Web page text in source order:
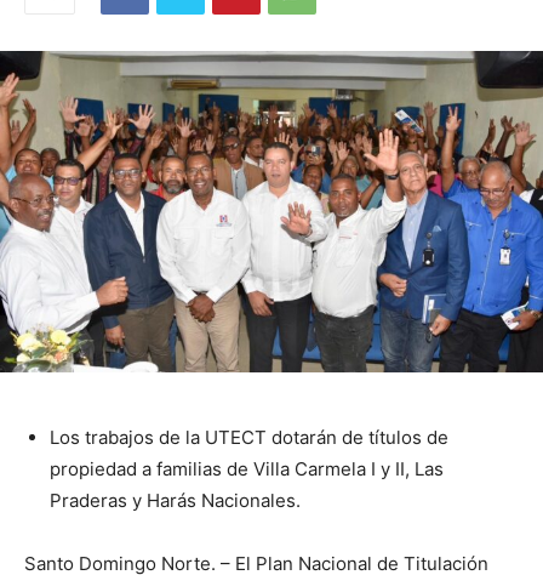
Los trabajos de la UTECT dotarán de títulos de
propiedad a familias de Villa Carmela I y II, Las
Praderas y Harás Nacionales.
Santo Domingo Norte. – El Plan Nacional de Titulación